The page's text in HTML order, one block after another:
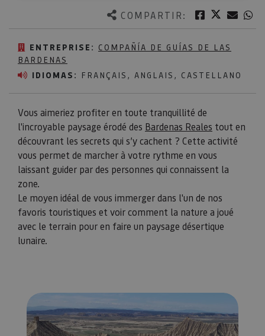
COMPARTIR: Facebook
Twitter
ENTREPRISE: COMPAÑÍA DE GUÍAS DE LAS
BARDENAS
IDIOMAS: FRANÇAIS, ANGLAIS, CASTELLANO
Vous aimeriez profiter en toute tranquillité de
l'incroyable paysage érodé des Bardenas Reales tout en
découvrant les secrets qui s’y cachent ? Cette activité
vous permet de marcher à votre rythme en vous
laissant guider par des personnes qui connaissent la
zone.
Le moyen idéal de vous immerger dans l'un de nos
favoris touristiques et voir comment la nature a joué
avec le terrain pour en faire un paysage désertique
lunaire.